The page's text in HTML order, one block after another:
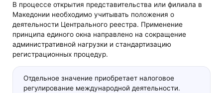
В процессе открытия представительства или филиала в
Македонии необходимо учитывать положения о
деятельности Центрального реестра. Применение
принципа единого окна направлено на сокращение
административной нагрузки и стандартизацию
регистрационных процедур.
Отдельное значение приобретает налоговое
регулирование международной деятельности.